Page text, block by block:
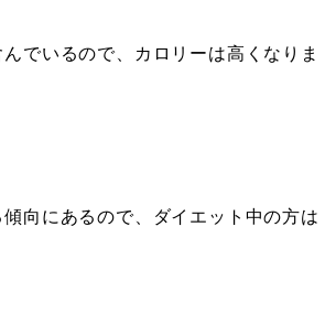
でいるので、カロリーは高くなりま
向にあるので、ダイエット中の方は